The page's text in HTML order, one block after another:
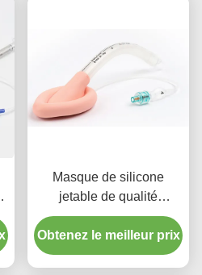
Masque de silicone
jetable de qualité
médicale pour le larynx
Intubation Tubes LMA
Obtenez le meilleur prix